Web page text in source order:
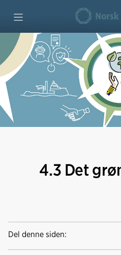
Forside
Maritim verdiskaping
Klima og miljø
Vi mener
Nedlastinger
4.3 Det
Del denne siden: